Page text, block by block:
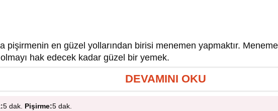
pişirmenin en güzel yollarından birisi menemen yapmaktır.
hak edecek kadar güzel bir yemek.
DEVAMINI OKU
5 dak. Pişirme:5 dak.